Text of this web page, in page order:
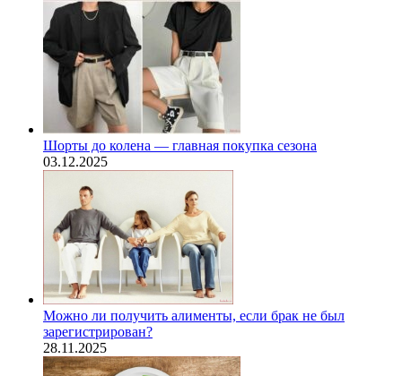
Шорты до колена — главная покупка сезона
03.12.2025
Можно ли получить алименты, если брак не был
зарегистрирован?
28.11.2025